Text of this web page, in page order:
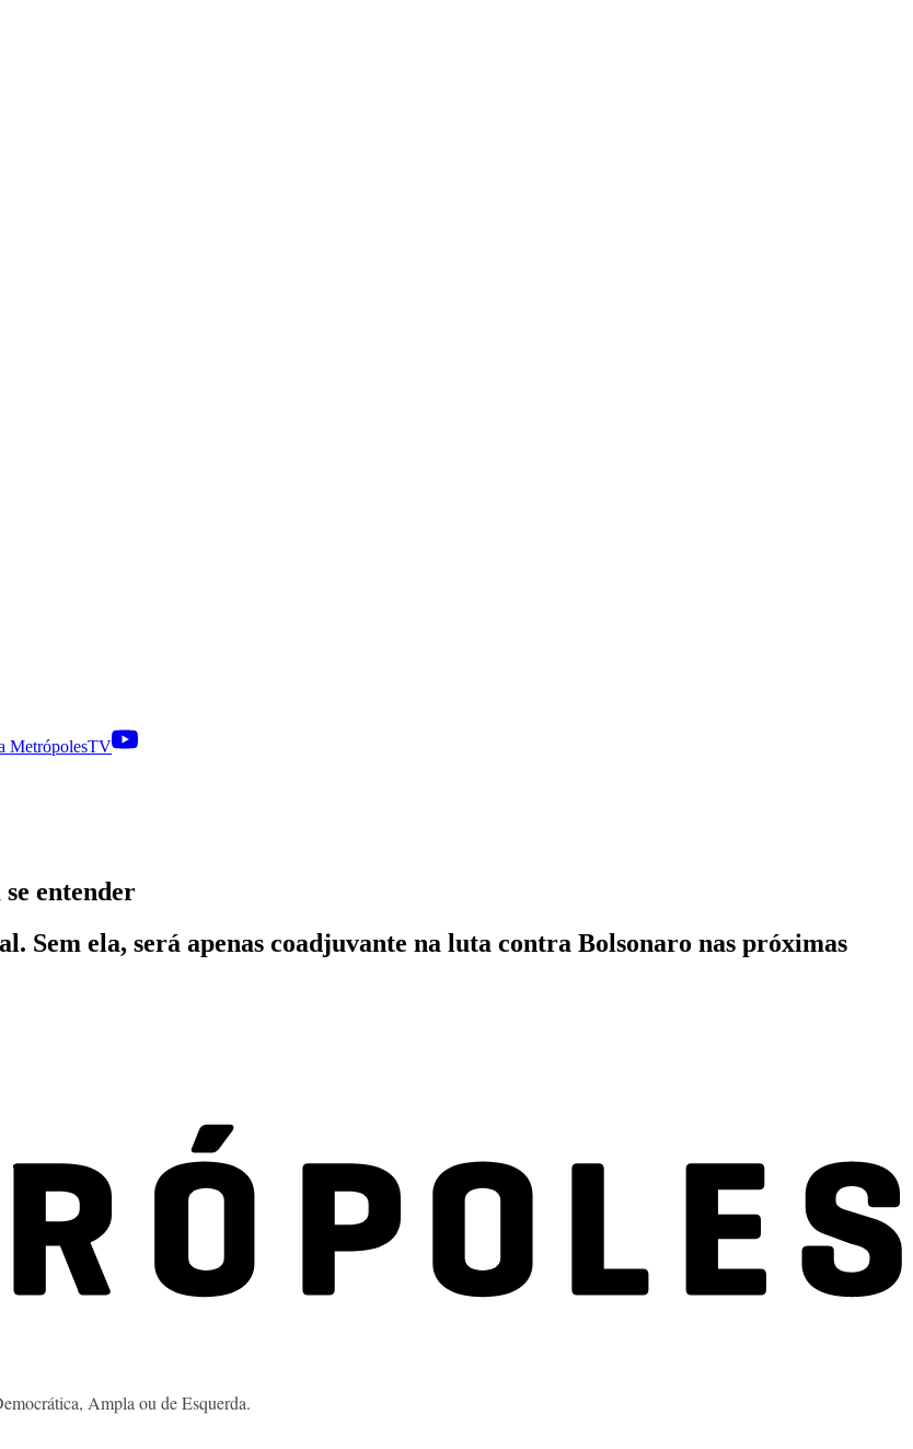
MetrópolesTV
entender
Sem ela, será apenas coadjuvante na luta contra Bolsonaro nas próximas
Ampla ou de Esquerda.